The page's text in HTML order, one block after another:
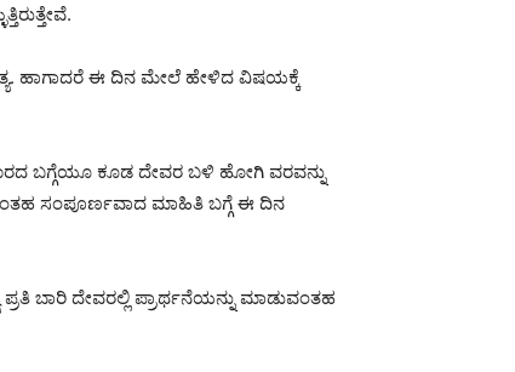
ಹಾಗಾದರೆ ಈ ದಿನ ಮೇಲೆ ಹೇಳಿದ ವಿಷಯಕ್ಕೆ
ಬಗ್ಗೆಯೂ ಕೂಡ ದೇವರ ಬಳಿ ಹೋಗಿ ವರವನ್ನು
ಸಂಪೂರ್ಣವಾದ ಮಾಹಿತಿ ಬಗ್ಗೆ ಈ ದಿನ
ಬಾರಿ ದೇವರಲ್ಲಿ ಪ್ರಾರ್ಥನೆಯನ್ನು ಮಾಡುವಂತಹ